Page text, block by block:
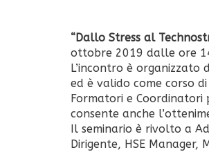
“Dallo Stress al
ottobre 2019 dalle ore
L’incontro è organizzato
ed è valido come corso
Formatori e Coordinatori
consente anche
Il seminario è rivolto a
Dirigente, HSE Manager,